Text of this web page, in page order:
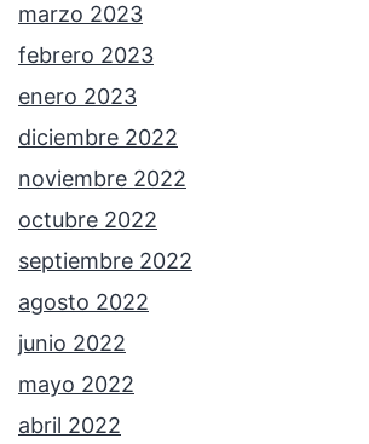
marzo 2023
febrero 2023
enero 2023
diciembre 2022
noviembre 2022
octubre 2022
septiembre 2022
agosto 2022
junio 2022
mayo 2022
abril 2022